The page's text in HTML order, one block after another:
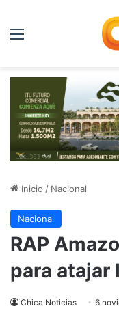
Menú
Inicio / Nacional
Nacional
RAP
para atajar
Chica Noticias 6